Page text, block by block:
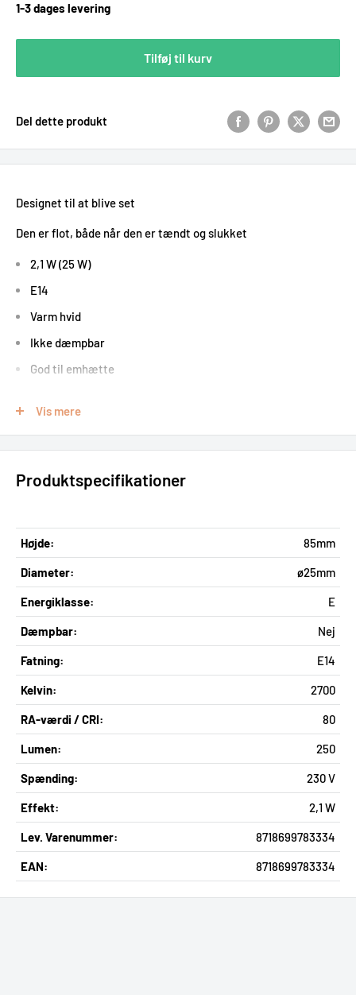
1-3 dages levering
Tilføj til kurv
Del dette produkt
Designet til at blive set
Den er flot, både når den er tændt og slukket
2,1 W (25 W)
E14
Varm hvid
Ikke dæmpbar
God til emhætte
år
Med en levetid på op til 15.000 timer kan du reducere
besværet ved ofte at skulle skifte pærer og nyde en perfekt
belysningsløsning i mere end 15 år.
Ægte, glødepærelignende varmt hvidt lys
Vis mere
Produktspecifikationer
Højde: 85mm
Diameter: ø25mm
Energiklasse: E
Dæmpbar: Nej
Fatning: E14
Kelvin: 2700
RA-værdi / CRI: 80
Lumen: 250
Spænding: 230 V
Effekt: 2,1 W
Lev. Varenummer: 8718699783334
EAN: 8718699783334